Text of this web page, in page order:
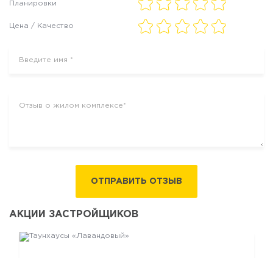
Планировки
Цена / Качество
ОТПРАВИТЬ ОТЗЫВ
АКЦИИ ЗАСТРОЙЩИКОВ